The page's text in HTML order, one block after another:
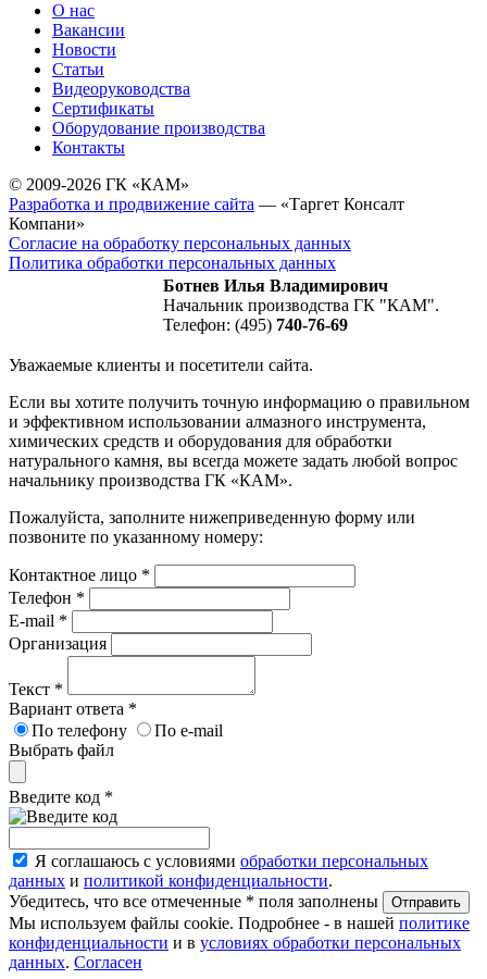
О нас
Вакансии
Новости
Статьи
Видеоруководства
Сертификаты
Оборудование производства
Контакты
© 2009-2026 ГК «КАМ»
Разработка и продвижение сайта — «Таргет Консалт
Компани»
Согласие на обработку персональных данных
Политика обработки персональных данных
Ботнев Илья Владимирович
Начальник производства ГК "КАМ".
Телефон: (495) 740-76-69
Уважаемые клиенты и посетители сайта.
Если вы хотите получить точную информацию о правильном
и эффективном использовании алмазного инструмента,
химических средств и оборудования для обработки
натурального камня, вы всегда можете задать любой вопрос
начальнику производства ГК «КАМ».
Пожалуйста, заполните нижеприведенную форму или
позвоните по указанному номеру:
Контактное лицо *
Телефон *
E-mail *
Организация
Текст *
Вариант ответа *
По телефону
По e-mail
Выбрать файл
Введите код *
Я соглашаюсь с условиями обработки персональных
данных и политикой конфиденциальности.
Убедитесь, что все отмеченные * поля заполнены
Мы используем файлы cookie. Подробнее - в нашей политике
конфиденциальности и в условиях обработки персональных
данных. Согласен